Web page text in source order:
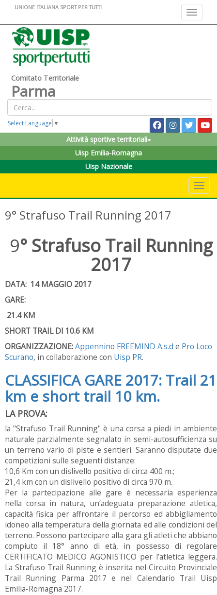
Toggle
UNIONE ITALIANA SPORT PER TUTTI
Comitato Territoriale
Parma
Select Language ▼
Attività sportive territoriali
Uisp Emilia-Romagna
Uisp Nazionale
9° Strafuso Trail Running 2017
9° Strafuso Trail Running
2017
DATA: 14 MAGGIO 2017
GARE:
21.4 KM
SHORT TRAIL DI 10.6 KM
ORGANIZZAZIONE:Appennino FREEMIND A.s.d e Pro Loco
Scurano, in collaborazione con Uisp PR.
CLASSIFICA GARE 2017: Trail 21
km e short trail 10 km.
LA PROVA:
la "Strafuso Trail Running" è una corsa a piedi in ambiente
naturale parzialmente segnalato in semi-autosufficienza su
un terreno vario di piste e sentieri. Saranno disputate due
competizioni sulle seguenti distanze:
10,6 Km con un dislivello positivo di circa 400 m.;
21,4 km con un dislivello positivo di circa 970 m.
Per la partecipazione alle gare è necessaria esperienza
nella corsa in natura, un’adeguata preparazione atletica,
capacità fisica per affrontare il percorso ed abbigliamento
idoneo alla temperatura della giornata ed alle condizioni del
terreno. Possono partecipare alla gara gli atleti che abbiano
compiuto il 18° anno di età, in possesso di regolare
CERTIFICATO MEDICO AGONISTICO per l’atletica leggera.
La Strafuso Trail Running è inserita nel Circuito Provinciale
Trail Running Parma 2017 e nel Calendario Trail Uisp
Emilia-Romagna 2017.